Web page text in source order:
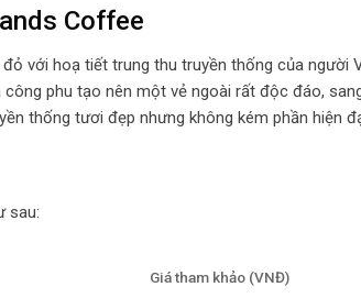
Coffee
với hoạ tiết trung thu truyền thống của người
phu tạo nên một vẻ ngoài rất độc đáo,
thống tươi đẹp nhưng không kém phần hiện
sau:
Giá tham khảo (VNĐ)